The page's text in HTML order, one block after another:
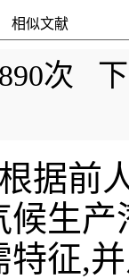
相似文献
890次
据前
候生
特征,